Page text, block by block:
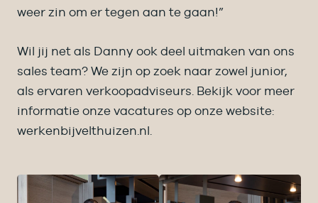
weer zin om er tegen aan te gaan!”
Wil jij net als Danny ook deel uitmaken van ons
sales team? We zijn op zoek naar zowel junior,
als ervaren verkoopadviseurs. Bekijk voor meer
informatie onze vacatures op onze website:
werkenbijvelthuizen.nl.